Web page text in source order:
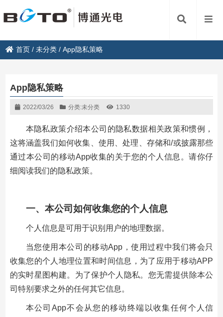
首页 /未分类 /App隐私策略
App隐私策略
2022/03/26 分类:未分类 1330
本隐私政策介绍本公司的隐私数据相关政策和惯例，
这将涵盖我们如何收集、使用、处理、存储和/或披露那些
通过本公司的移动App收集的关于您的个人信息。请你仔
细阅读我们的隐私政策。
一、本公司如何收集您的个人信息
个人信息是可用于识别用户的地理数据。
当您使用本公司的移动App，使用过程中我们将会只
收集您的个人地理位置和时间信息，为了应用于移动APP
的实时星图构建。为了保护个人隐私。您无需提供除本公
司特别要求之外的任何其它信息。
本公司App不会从您的移动终端以收集任何个人信